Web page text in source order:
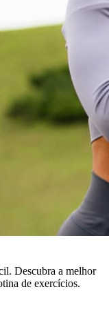
Descubra a melhor
de exercícios.